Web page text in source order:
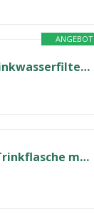
ANGEBOT
Katadyn Pocket Wasserfilter Outdoor Pumpfilter mit Keramikfilter | Trinkwasserfilter für Camping Trekking Expedition Reise Survival Notfallvorsorge | robust, langlebig, wartungsfreundlich
OutdoorFriends - Wasserfilter Outdoor Survival - Wasserfilter Flasche - Trinkflasche mit Filter - Wasseraufbereiter Trinkwasser [EasyPress] 0,01 µm 2000L Filterkapazität entfernt 99,9% Bakterien